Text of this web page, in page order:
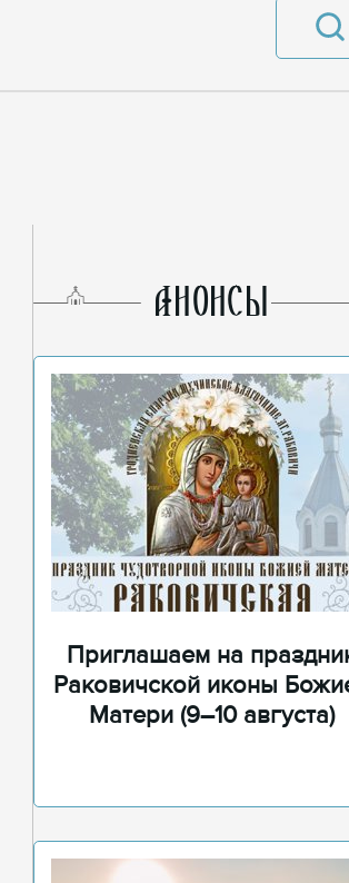
AНОНСЫ
Приглашаем на
Раковичской иконы
Матери (9–10 августа)